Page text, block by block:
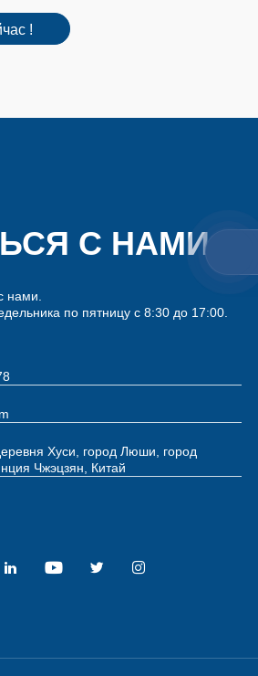
!
С НАМИ
нами.
по пятницу с 8:30 до 17:00.
Хуси, город Люши, город
Чжэцзян, Китай